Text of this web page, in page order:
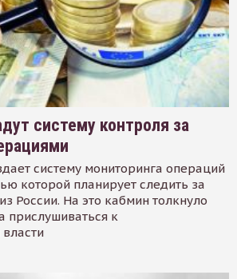
систему контроля за
систему мониторинга операций
которой планирует следить за
России. На это кабмин толкнуло
прислушиваться к